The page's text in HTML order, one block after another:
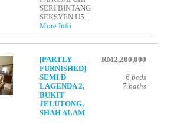
SERI BINTANG
SEKSYEN U5...
More Info
[PARTLY
FURNISHED]
SEMI D
LAGENDA 2,
BUKIT
JELUTONG,
SHAH ALAM
RM2,200,000
6 beds
7 baths